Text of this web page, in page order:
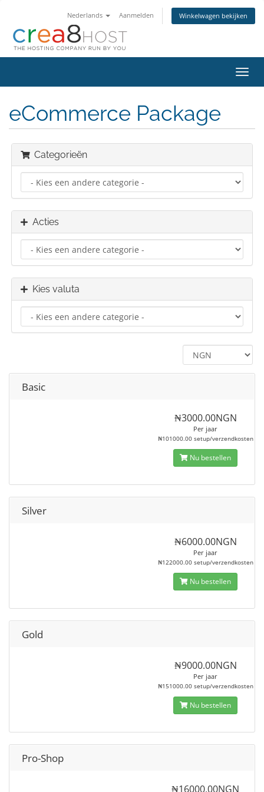
Nederlands Aanmelden Winkelwagen bekijken
in-/
eCommerce Package
Categorieën
Acties
Kies valuta
Basic
₦3000.00NGN
Per jaar
₦101000.00 setup/verzendkosten
Nu bestellen
Silver
₦6000.00NGN
Per jaar
₦122000.00 setup/verzendkosten
Nu bestellen
Gold
₦9000.00NGN
Per jaar
₦151000.00 setup/verzendkosten
Nu bestellen
Pro-Shop
₦16000.00NGN